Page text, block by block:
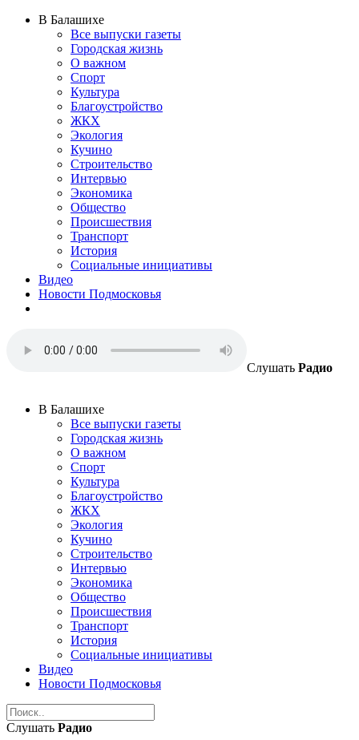
В Балашихе
Все выпуски газеты
Городская жизнь
О важном
Спорт
Культура
Благоустройство
ЖКХ
Экология
Кучино
Строительство
Интервью
Экономика
Общество
Происшествия
Транспорт
История
Социальные инициативы
Видео
Новости Подмосковья
Слушать Радио
В Балашихе
Все выпуски газеты
Городская жизнь
О важном
Спорт
Культура
Благоустройство
ЖКХ
Экология
Кучино
Строительство
Интервью
Экономика
Общество
Происшествия
Транспорт
История
Социальные инициативы
Видео
Новости Подмосковья
Слушать Радио